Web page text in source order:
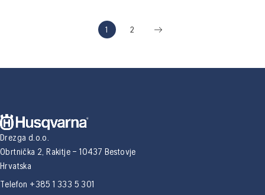
1 2
Drezga d.o.o.
Obrtnička 2, Rakitje – 10437 Bestovje
Hrvatska
Telefon +385 1 333 5 301